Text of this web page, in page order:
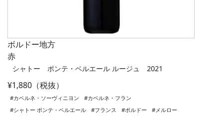
ボルドー地方
赤
シャトー ポンテ・ベルエール ルージュ 2021
¥1,880（税抜）
#カベルネ・ソーヴィニヨン
#カベルネ・フラン
#シャトー ポンテ・ベルエール
#フランス #ボルドー
#メルロー